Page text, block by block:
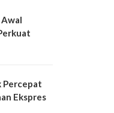
Percepat
Ekspres